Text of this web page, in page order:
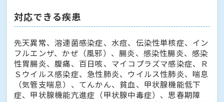
対応できる疾患
先天異常、溶連菌感染症、水痘、伝染性単核症、イン
フルエンザ、かぜ（風邪）、腸炎、感染性腸炎、感染
性胃腸炎、腹痛、百日咳、マイコプラズマ感染症、Ｒ
Ｓウイルス感染症、急性肺炎、ウイルス性肺炎、喘息
（気管支喘息）、てんかん、貧血、甲状腺機能低下
症、甲状腺機能亢進症（甲状腺中毒症）、思春期障